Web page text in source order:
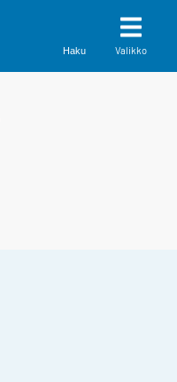
Haku Valikko